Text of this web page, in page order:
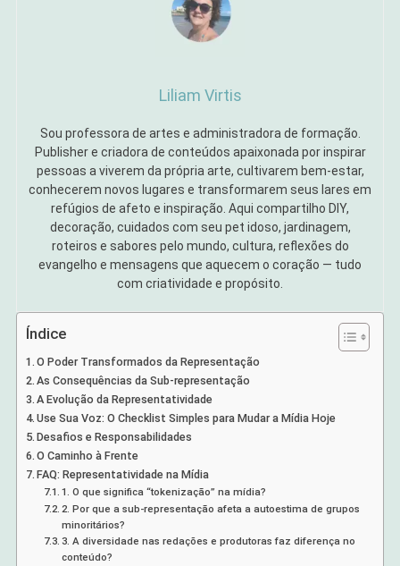
Liliam Virtis
Sou professora de artes e administradora de formação.
Publisher e criadora de conteúdos apaixonada por inspirar
pessoas a viverem da própria arte, cultivarem bem-estar,
conhecerem novos lugares e transformarem seus lares em
refúgios de afeto e inspiração. Aqui compartilho DIY,
decoração, cuidados com seu pet idoso, jardinagem,
roteiros e sabores pelo mundo, cultura, reflexões do
evangelho e mensagens que aquecem o coração — tudo
com criatividade e propósito.
Índice
O Poder Transformados da Representação
As Consequências da Sub-representação
A Evolução da Representatividade
Use Sua Voz: O Checklist Simples para Mudar a Mídia Hoje
Desafios e Responsabilidades
O Caminho à Frente
FAQ: Representatividade na Mídia
1. O que significa “tokenização” na mídia?
2. Por que a sub-representação afeta a autoestima de grupos
minoritários?
3. A diversidade nas redações e produtoras faz diferença no
conteúdo?